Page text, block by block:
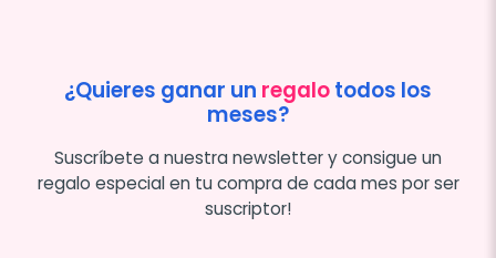
¿Quieres ganar un regalotodos los
meses?
Suscríbete a nuestra newsletter y consigue un
regalo especial en tu compra de cada mes por ser
suscriptor!